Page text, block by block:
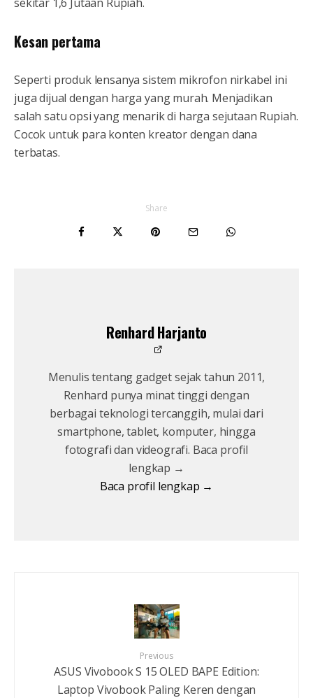
Kesan pertama
Seperti produk lensanya sistem mikrofon nirkabel ini
juga dijual dengan harga yang murah. Menjadikan
salah satu opsi yang menarik di harga sejutaan Rupiah.
Cocok untuk para konten kreator dengan dana
terbatas.
Share
Renhard Harjanto
Menulis tentang gadget sejak tahun 2011,
Renhard punya minat tinggi dengan
berbagai teknologi tercanggih, mulai dari
smartphone, tablet, komputer, hingga
fotografi dan videografi. Baca profil
lengkap →
Baca profil lengkap →
Previous
ASUS Vivobook S 15 OLED BAPE Edition:
Laptop Vivobook Paling Keren dengan